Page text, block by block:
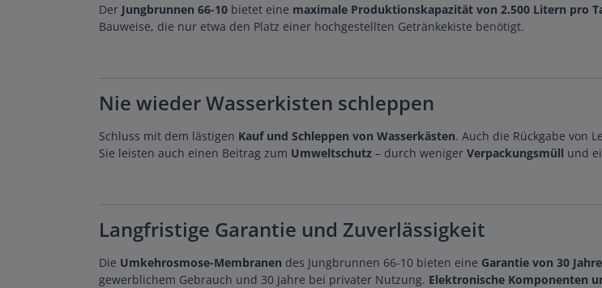
Der Jungbrunnen 66-10 bietet eine maximale Produktionskapazität von 2.500 Litern pro
Bauweise, die nur etwa den Platz einer hochgestellten Getränkekiste benötigt.
Nie wieder Wasserkisten schleppen
Schluss mit dem lästigen Kauf und Schleppen von Wasserkästen. Auch die Rückgabe von
Sie leisten auch einen Beitrag zum Umweltschutz – durch weniger Verpackungsmüll und
Langfristige Garantie und Zuverlässigkeit
Die Umkehrosmose-Membranen des Jungbrunnen 66-10 bieten eine Garantie von 30
gewerblichem Gebrauch und 30 Jahre bei privater Nutzung. Elektronische Komponenten